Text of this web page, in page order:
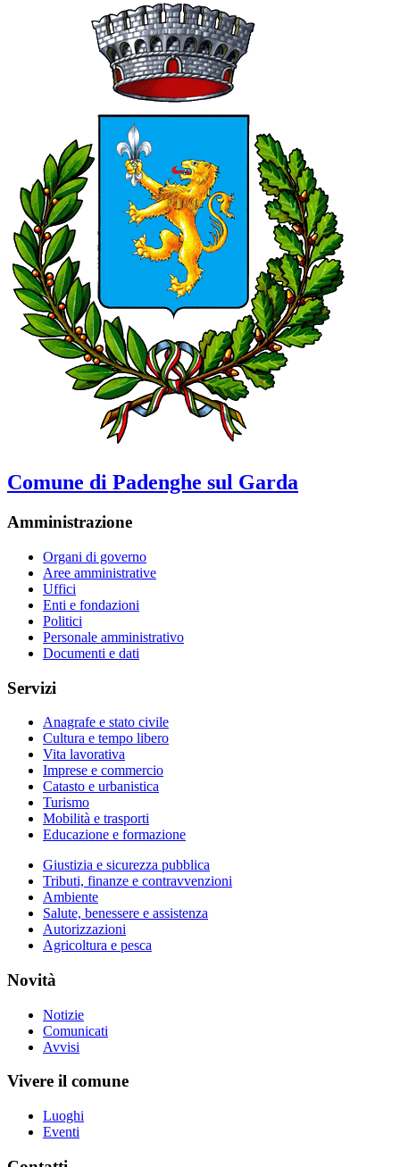
Comune di Padenghe sul Garda
Amministrazione
Organi di governo
Aree amministrative
Uffici
Enti e fondazioni
Politici
Personale amministrativo
Documenti e dati
Servizi
Anagrafe e stato civile
Cultura e tempo libero
Vita lavorativa
Imprese e commercio
Catasto e urbanistica
Turismo
Mobilità e trasporti
Educazione e formazione
Giustizia e sicurezza pubblica
Tributi, finanze e contravvenzioni
Ambiente
Salute, benessere e assistenza
Autorizzazioni
Agricoltura e pesca
Novità
Notizie
Comunicati
Avvisi
Vivere il comune
Luoghi
Eventi